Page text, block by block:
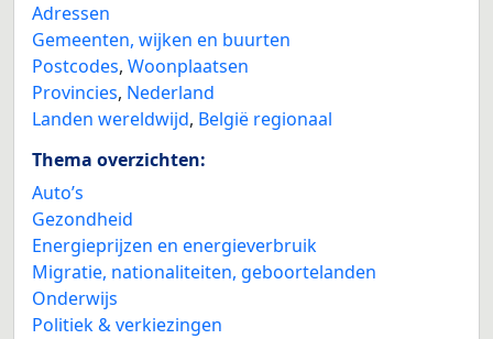
Adressen
Gemeenten, wijken en buurten
Postcodes, Woonplaatsen
Provincies, Nederland
Landen wereldwijd, België regionaal
Thema overzichten:
Auto’s
Gezondheid
Energieprijzen en energieverbruik
Migratie, nationaliteiten, geboortelanden
Onderwijs
Politiek & verkiezingen